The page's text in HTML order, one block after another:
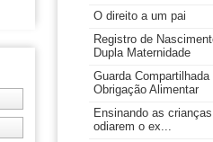
O direito a um pai
Registro de
Dupla Maternidade
Guarda Compartilhada
Obrigação Alimentar
Ensinando as
odiarem o ex...